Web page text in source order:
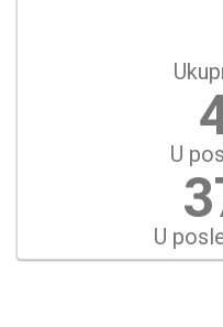
U
U